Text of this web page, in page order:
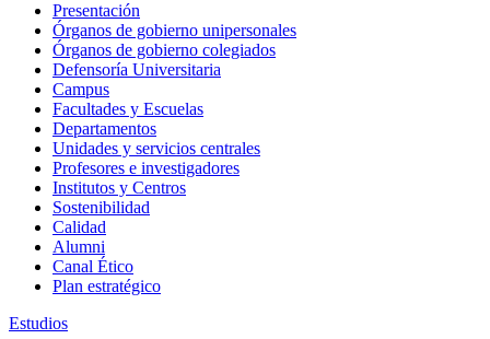
Presentación
Órganos de gobierno unipersonales
Órganos de gobierno colegiados
Defensoría Universitaria
Campus
Facultades y Escuelas
Departamentos
Unidades y servicios centrales
Profesores e investigadores
Institutos y Centros
Sostenibilidad
Calidad
Alumni
Canal Ético
Plan estratégico
Estudios